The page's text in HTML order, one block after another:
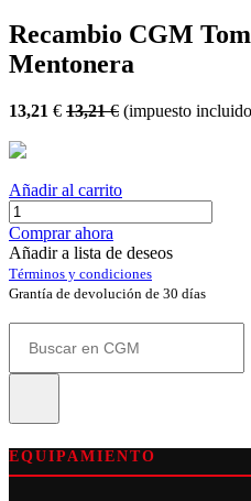
Recambio CGM
Mentonera
13,21 € 13,21€ (impuesto
Añadir al carrito
Comprar ahora
Añadir a lista de deseos
Términos y condiciones
Grantía de devolución de 30 días
EQUIPAMIENTO